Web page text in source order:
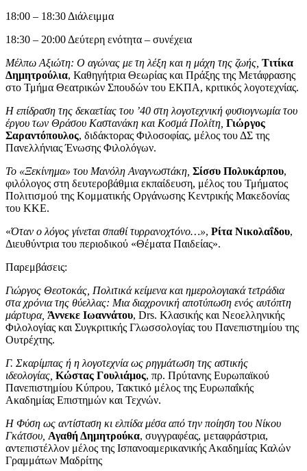
18:00 – 18:30 Διάλειμμα
18:30 – 20:00 Δεύτερη ενότητα – συνέχεια
Μέλπω Αξιώτη: Ο αγώνας με τη λέξη και η μάχη της ζωής, Τιτίκα
Δημητρούλια, Καθηγήτρια Θεωρίας και Πράξης της Μετάφρασης
στο Τμήμα Θεατρικών Σπουδών του ΕΚΠΑ, κριτικός λογοτεχνίας.
Η επίδραση της δεκαετίας του ’40 στη λογοτεχνική φυσιογνωμία του
έργου των Θράσου Καστανάκη και Κοσμά Πολίτη, Γιώργος
Σαραντόπουλος, διδάκτορας Φιλοσοφίας, μέλος του ΔΣ της
Πανελλήνιας Ένωσης Φιλολόγων.
Το «Ξεκίνημα» του Μανόλη Αναγνωστάκη, Σίσσυ Πολυκάρπου,
φιλόλογος στη δευτεροβάθμια εκπαίδευση, μέλος του Τμήματος
Πολιτισμού της Κομματικής Οργάνωσης Κεντρικής Μακεδονίας
του ΚΚΕ.
«Όταν ο λόγος γίνεται σπαθί τυρρανοχτόνο…», Ρίτα Νικολαΐδου,
Διευθύντρια του περιοδικού «Θέματα Παιδείας».
Παρεμβάσεις:
Γιώργος Θεοτοκάς, Πολιτικά κείμενα και ημερολογιακά τετράδια
στα χρόνια της θύελλας: Μια διαχρονική αποτύπωση ενός αυτόπτη
μάρτυρα, Άννεκε Ιωαννάτου, Drs. Κλασικής και Νεοελληνικής
Φιλολογίας και Συγκριτικής Γλωσσολογίας του Πανεπιστημίου της
Ουτρέχτης.
Γ. Σκαρίμπας ή η λογοτεχνία ως ρηγμάτωση της αστικής
ιδεολογίας, Κώστας Γουλιάμος, πρ. Πρύτανης Ευρωπαϊκού
Πανεπιστημίου Κύπρου, Τακτικό μέλος της Ευρωπαΐκής
Ακαδημίας Επιστημών και Τεχνών.
Η Φύση ως αντίσταση κι ελπίδα μέσα από την ποίηση του Νίκου
Γκάτσου, Αγαθή Δημητρούκα, συγγραφέας, μεταφράστρια,
αντεπιστέλλον μέλος της Ισπανοαμερικανικής Ακαδημίας Καλών
Γραμμάτων Μαδρίτης